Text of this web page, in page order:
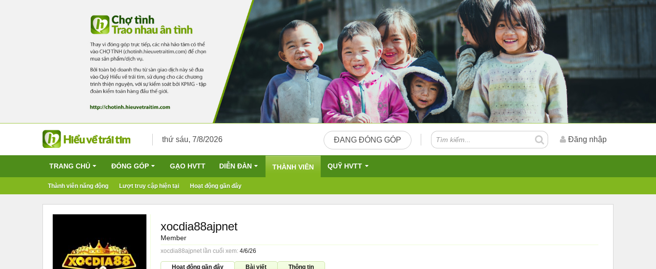
thứ sáu, 7/8/2026 ĐANG ĐÓNG GÓP Đăng nhập
TRANG CHỦ ĐÓNG GÓP GẠO HVTT DIỄN ĐÀN THÀNH VIÊN
Thành viên năng động Lượt truy cập hiện tại Hoạt động gần đây
QUỸ HVTT
xocdia88ajpnet
Member
xocdia88ajpnet lần cuối xem: 4/6/26
Hoạt động gần đây Bài viết Thông tin